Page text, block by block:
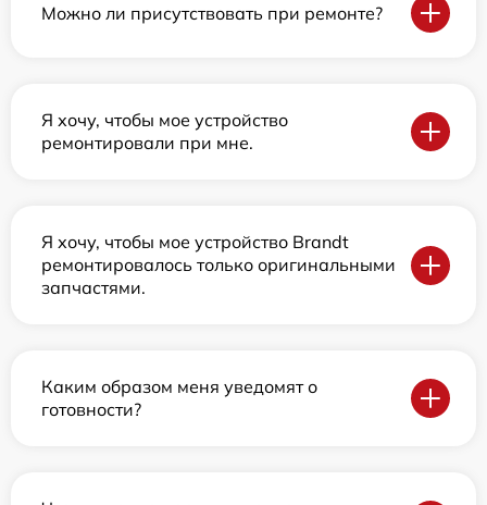
Можно ли присутствовать при ремонте?
Я хочу, чтобы мое устройство
ремонтировали при мне.
Я хочу, чтобы мое устройство Brandt
ремонтировалось только оригинальными
запчастями.
Каким образом меня уведомят о
готовности?